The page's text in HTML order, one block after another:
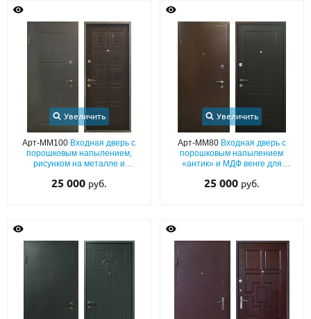
КОНТАКТЫ
Металлические двери от производителя с доставкой и установкой в
Москве и МО
НАЙТИ:
ПН-СБ - с 9:00 до 21:00, ВС - до 19:00
+7 (495) 411-44-41
Распродажа Как купить
Записаться на замер
Увеличить
Арт-ММ100 Входная дверь с
порошковым напылением,
рисунком на металле и
25 000 руб.
Увеличить
Арт-ММ80 Входная дверь с
порошковым напылением
«антик» и МДФ венге для
25 000 руб.